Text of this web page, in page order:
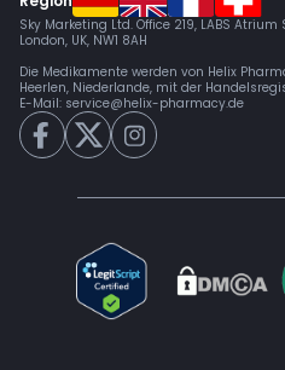
Sky Marketing Ltd. Office 219, LABS
London, UK, NW1 8AH
Die Medikamente werden von Helix
Heerlen, Niederlande, mit der
E-Mail: service@helix-pharmacy.de